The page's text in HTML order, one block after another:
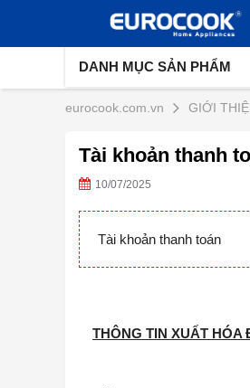
DANH MỤC SẢN PHẨM
eurocook.com.vn GIỚI
Tài khoản thanh
10/07/2025
Tài khoản thanh toán
THÔNG TIN XUẤT